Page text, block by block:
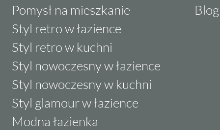
Pomysł na mieszkanie
Styl retro w łazience
Styl retro w kuchni
Styl nowoczesny w łazience
Styl nowoczesny w kuchni
Styl glamour w łazience
Modna łazienka
Blog